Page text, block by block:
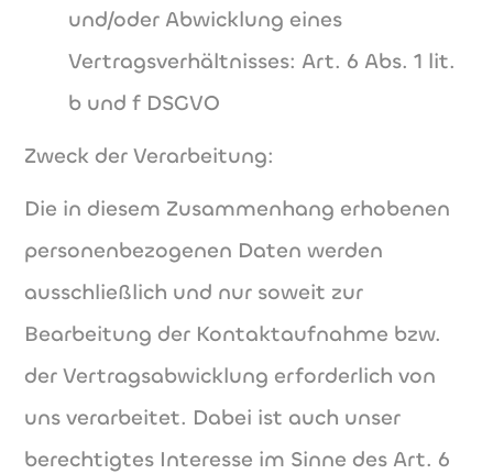
und/oder Abwicklung eines
Vertragsverhältnisses: Art. 6 Abs. 1 lit.
b und f DSGVO
Zweck der Verarbeitung:
Die in diesem Zusammenhang erhobenen
personenbezogenen Daten werden
ausschließlich und nur soweit zur
Bearbeitung der Kontaktaufnahme bzw.
der Vertragsabwicklung erforderlich von
uns verarbeitet. Dabei ist auch unser
berechtigtes Interesse im Sinne des Art. 6